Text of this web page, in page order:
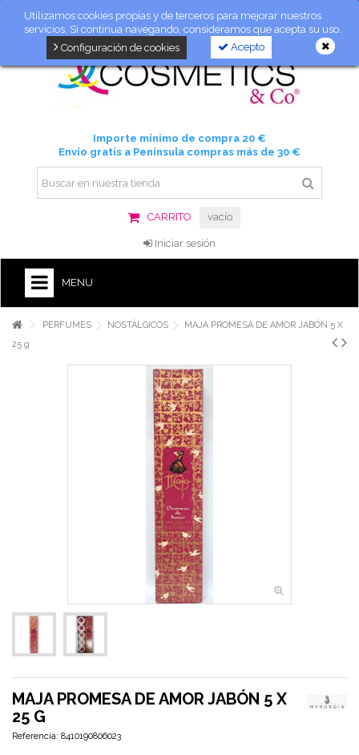
Utilizamos cookies propias y de terceros para mejorar nuestros
servicios. Si continua navegando, consideramos que acepta su uso.
Acepto
Configuración de cookies
Importe mínimo de compra 20 €
Envío gratis a Península compras más de 30 €
CARRITO vacío
Iniciar sesión
MENU
PERFUMES NOSTÁLGICOS
MAJA PROMESA DE AMOR JABÓN 5 X
25 g
MAJA PROMESA DE AMOR JABÓN 5 X
25 G
Referencia: 8410190806023